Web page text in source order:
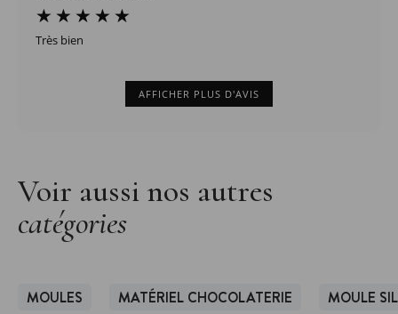
Très bien
AFFICHER PLUS D'AVIS
Voir aussi nos autres
catégories
MOULES MATÉRIEL CHOCOLATERIE MOULE